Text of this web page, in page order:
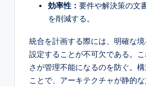
効率性： 要件や解決策の文
を削減する。
統合を計画する際には、明確な
設定することが不可欠である。
さが管理不能になるのを防ぐ。
ことで、アーキテクチャが静的